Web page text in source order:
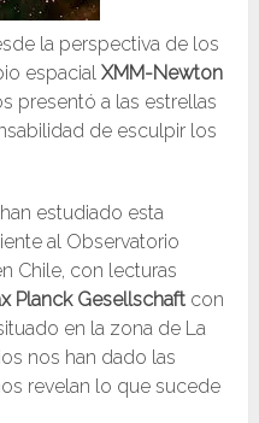
la perspectiva de los
espacialXMM-Newton
presentó a las estrellas
de esculpir los
estudiado esta
al Observatorio
Chile, con lecturas
Planck Gesellschaft con
en la zona de La
nos han dado las
revelan lo que sucede